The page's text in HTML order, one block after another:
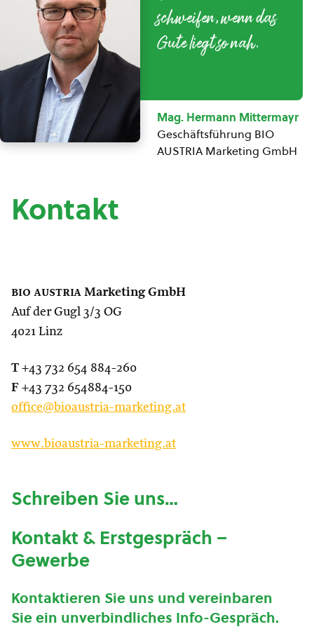
schweifen, wenn das
Gute liegt so nah.
Mag. Hermann Mittermayr
Geschäftsführung BIO
AUSTRIA Marketing GmbH
Kontakt
bio austria Marketing GmbH
Auf der Gugl 3/3 OG
4021 Linz
T +43 732 654 884-260
F +43 732 654884-150
office@bioaustria-marketing.at
www.bioaustria-marketing.at
Schreiben Sie uns…
Kontakt & Erstgespräch –
Gewerbe
Kontaktieren Sie uns und vereinbaren
Sie ein unverbindliches Info-Gespräch.